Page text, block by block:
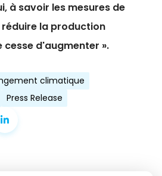
à savoir les mesures de
la production
cesse d'augmenter ».
climatique
Press Release